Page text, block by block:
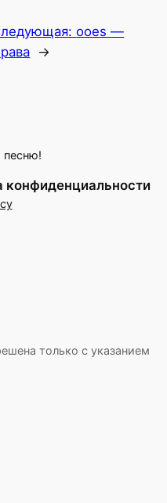
ooes —
→
конфиденциальности
только с указанием